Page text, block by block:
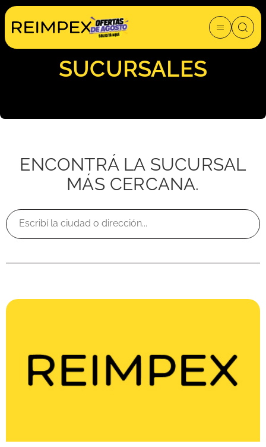
SUCURSALES
ENCONTRÁ LA SUCURSAL
MÁS CERCANA.